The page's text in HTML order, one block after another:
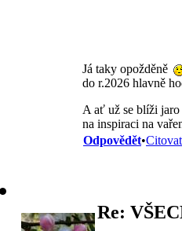
Já taky opožděně
do r.2026 hlavně
A ať už se blíži jaro
na inspiraci na
Odpovědět•Citovat
Re: